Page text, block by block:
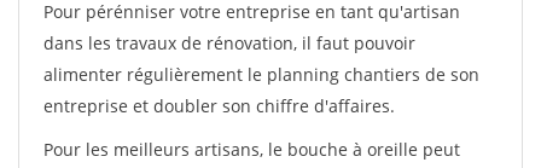
Pour pérénniser votre entreprise en tant qu'artisan
dans les travaux de rénovation, il faut pouvoir
alimenter régulièrement le planning chantiers de son
entreprise et doubler son chiffre d'affaires.
Pour les meilleurs artisans, le bouche à oreille peut